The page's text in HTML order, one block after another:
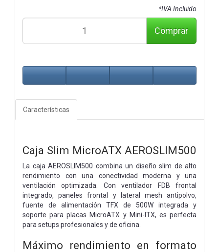
*IVA Incluido
Comprar
Características
Caja Slim MicroATX AEROSLIM500
La caja AEROSLIM500 combina un diseño slim de alto
rendimiento con una conectividad moderna y una
ventilación optimizada. Con ventilador FDB frontal
integrado, paneles frontal y lateral mesh antipolvo,
fuente de alimentación TFX de 500W integrada y
soporte para placas MicroATX y Mini-ITX, es perfecta
para setups profesionales y de oficina.
Máximo rendimiento en formato